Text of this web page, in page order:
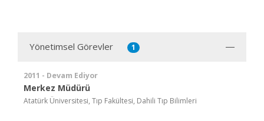
Yönetimsel Görevler 1
2011 - Devam Ediyor
Merkez Müdürü
Atatürk Üniversitesi, Tıp Fakültesi, Dahili Tıp Bilimleri